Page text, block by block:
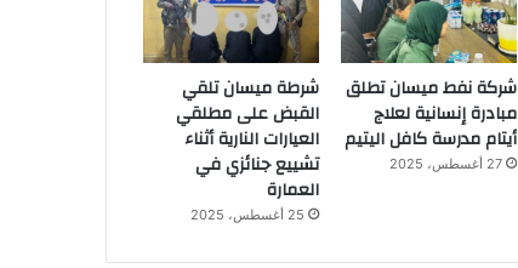
شركة نفط ميسان تطلق
مبادرة إنسانية لعلاج
أيتام مدرسة كافل اليتيم
27 أغسطس، 2025
شرطة ميسان تلقي
القبض على مطلقي
العيارات النارية أثناء
تشييع جنائزي في
العمارة
25 أغسطس، 2025